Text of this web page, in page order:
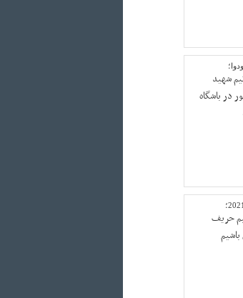
شهید
در باشگاه
حریف